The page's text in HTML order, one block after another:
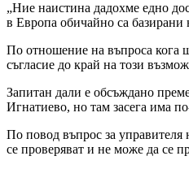
„Ние наистина дадохме едно
в Европа обичайно са
По отношение на въпроса кога
съгласие до край на този
Запитан дали е обсъждано
Игнатиево, но там засега има
По повод въпрос за управителя
се проверяват и не може да се